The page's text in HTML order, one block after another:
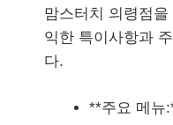
맘스터치 의령점
익한 특이사항과
다.
**주요 메뉴